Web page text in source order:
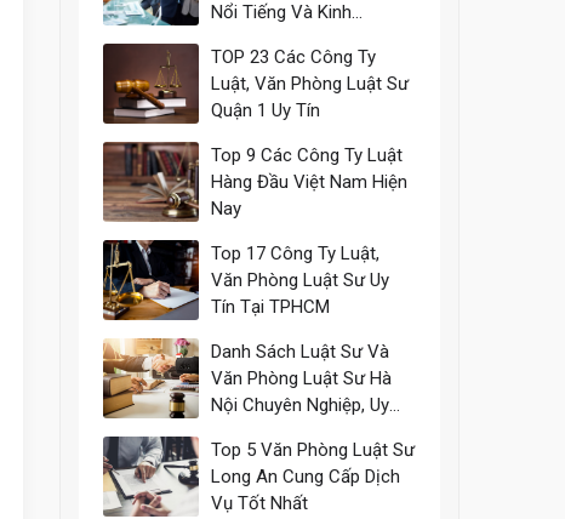
Nổi Tiếng Và Kinh
TOP 23 Các Công Ty
Luật, Văn Phòng Luật Sư
Quận 1 Uy Tín
Top 9 Các Công Ty Luật
Hàng Đầu Việt Nam Hiện
Nay
Top 17 Công Ty Luật,
Văn Phòng Luật Sư Uy
Tín Tại TPHCM
Danh Sách Luật Sư Và
Văn Phòng Luật Sư Hà
Nội Chuyên Nghiệp, Uy
Top 5 Văn Phòng Luật Sư
Long An Cung Cấp Dịch
Vụ Tốt Nhất